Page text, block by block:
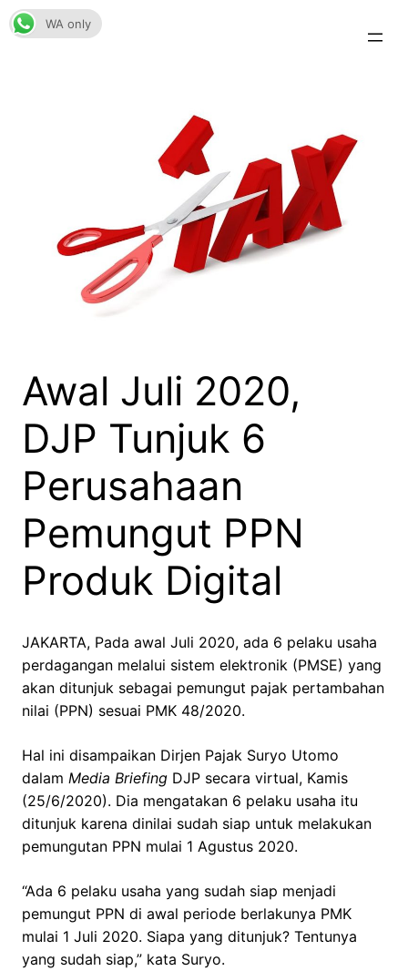
Skip
to
Awal Juli 2020,
DJP Tunjuk 6
Perusahaan
Pemungut PPN
Produk Digital
JAKARTA, Pada awal Juli 2020, ada 6 pelaku usaha
perdagangan melalui sistem elektronik (PMSE) yang
akan ditunjuk sebagai pemungut pajak pertambahan
nilai (PPN) sesuai PMK 48/2020.
Hal ini disampaikan Dirjen Pajak Suryo Utomo
dalam Media Briefing DJP secara virtual, Kamis
(25/6/2020). Dia mengatakan 6 pelaku usaha itu
ditunjuk karena dinilai sudah siap untuk melakukan
pemungutan PPN mulai 1 Agustus 2020.
“Ada 6 pelaku usaha yang sudah siap menjadi
pemungut PPN di awal periode berlakunya PMK
mulai 1 Juli 2020. Siapa yang ditunjuk? Tentunya
yang sudah siap,” kata Suryo.
WA only